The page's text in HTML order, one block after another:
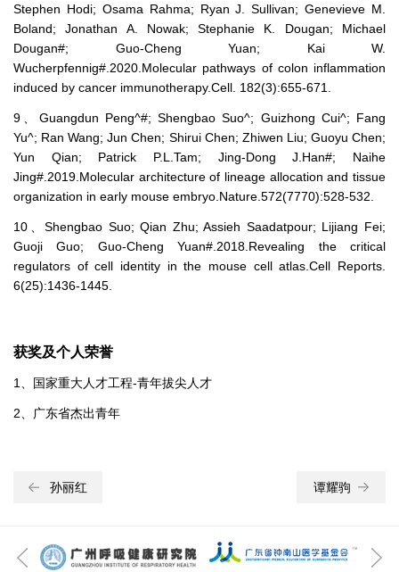
Stephen Hodi; Osama Rahma; Ryan J. Sullivan; Genevieve M.
Boland; Jonathan A. Nowak; Stephanie K. Dougan; Michael
Dougan#; Guo-Cheng Yuan; Kai W.
Wucherpfennig#.2020.Molecular pathways of colon inflammation
induced by cancer immunotherapy.Cell. 182(3):655-671.
9、Guangdun Peng^#; Shengbao Suo^; Guizhong Cui^; Fang
Yu^; Ran Wang; Jun Chen; Shirui Chen; Zhiwen Liu; Guoyu Chen;
Yun Qian; Patrick P.L.Tam; Jing-Dong J.Han#; Naihe
Jing#.2019.Molecular architecture of lineage allocation and tissue
organization in early mouse embryo.Nature.572(7770):528-532.
10、Shengbao Suo; Qian Zhu; Assieh Saadatpour; Lijiang Fei;
Guoji Guo; Guo-Cheng Yuan#.2018.Revealing the critical
regulators of cell identity in the mouse cell atlas.Cell Reports.
6(25):1436-1445.
获奖及个人荣誉
1、国家重大人才工程-青年拔尖人才
2、广东省杰出青年
孙丽红 谭耀驹